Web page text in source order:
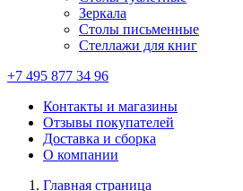
Зеркала
Столы письменные
Стеллажи для книг
+7 495 877 34 96
Контакты и магазины
Отзывы покупателей
Доставка и сборка
О компании
Главная страница